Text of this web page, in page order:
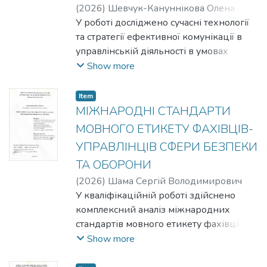
проблеми імплементації мовної
політики в Україні. Окрім цього,
запропоновано шляхи вдосконалення з
урахуванням європейських стандартів.
(2026) Шевчук-Кануннікова Олена
Олександрівна
У роботі досліджено сучасні технології
та стратегії ефективної комунікації в
управлінській діяльності в умовах
цифрової трансформації.
управлінської комунікації, її роль у
системі публічного управління та вплив
інформаційно-комунікаційних
технологій і штучного інтелекту на
процеси прийняття рішень.
Охарактеризовано організаційно-
правові аспекти комунікаційної
діяльності органів влади та можливості
електронної демократії. Запропоновано
рекомендації щодо підвищення
ефективності комунікаційних стратегій.
Show more
Item
МІЖНАРОДНІ СТАНДАРТИ
МОВНОГО ЕТИКЕТУ ФАХІВЦІВ-
УПРАВЛІНЦІВ СФЕРИ БЕЗПЕКИ
ТА ОБОРОНИ
(2026) Шама Сергій Володимирович
У кваліфікаційній роботі здійснено
комплексний аналіз міжнародних
стандартів мовного етикету фахівців-
управлінців сфери безпеки та оборони
Show more